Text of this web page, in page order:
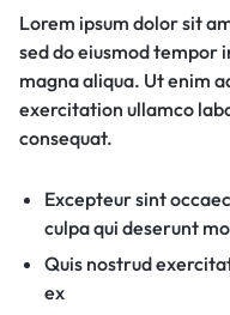
Lorem ipsum dolor sit
sed do eiusmod tempor
magna aliqua. Ut enim
exercitation ullamco
consequat.
Excepteur sint
culpa qui deserunt
Quis nostrud
ex